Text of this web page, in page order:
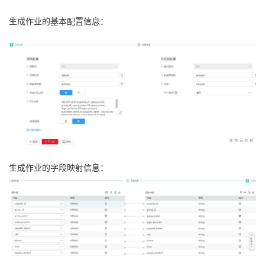
生成作业的基本配置信息：
生成作业的字段映射信息：